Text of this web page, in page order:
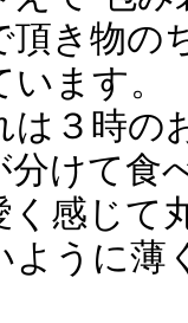
頂き物の
ます。
は３時の
分けて食
く感じて
ように薄